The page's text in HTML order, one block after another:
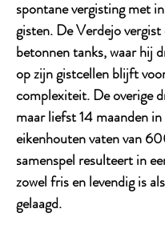
spontane vergisting met
gisten. De Verdejo
betonnen tanks, waar hij
op zijn gistcellen blijft
complexiteit. De overige
maar liefst 14 maanden
eikenhouten vaten van
samenspel resulteert in
zowel fris en levendig is
gelaagd.